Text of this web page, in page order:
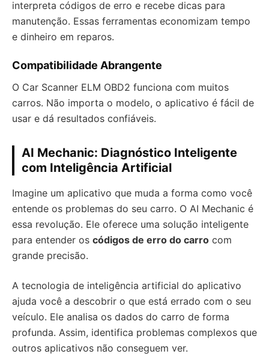
interpreta códigos de erro e recebe dicas para
manutenção. Essas ferramentas economizam tempo
e dinheiro em reparos.
Compatibilidade Abrangente
O Car Scanner ELM OBD2 funciona com muitos
carros. Não importa o modelo, o aplicativo é fácil de
usar e dá resultados confiáveis.
AI Mechanic: Diagnóstico Inteligente
com Inteligência Artificial
Imagine um aplicativo que muda a forma como você
entende os problemas do seu carro. O AI Mechanic é
essa revolução. Ele oferece uma solução inteligente
para entender os códigos de erro do carro com
grande precisão.
A tecnologia de inteligência artificial do aplicativo
ajuda você a descobrir o que está errado com o seu
veículo. Ele analisa os dados do carro de forma
profunda. Assim, identifica problemas complexos que
outros aplicativos não conseguem ver.